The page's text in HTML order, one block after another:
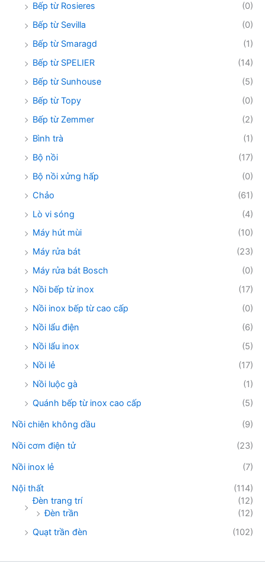
Bếp từ Rosieres
(0)
Bếp từ Sevilla
(0)
Bếp từ Smaragd
(1)
Bếp từ SPELIER
(14)
Bếp từ Sunhouse
(5)
Bếp từ Topy
(0)
Bếp từ Zemmer
(2)
Bình trà
(1)
Bộ nồi
(17)
Bộ nồi xửng hấp
(0)
Chảo
(61)
Lò vi sóng
(4)
Máy hút mùi
(10)
Máy rửa bát
(23)
Máy rửa bát Bosch
(0)
Nồi bếp từ inox
(17)
Nồi inox bếp từ cao cấp
(0)
Nồi lẩu điện
(6)
Nồi lẩu inox
(5)
Nồi lẻ
(17)
Nồi luộc gà
(1)
Quánh bếp từ inox cao cấp
(5)
Nồi chiên không dầu
(9)
Nồi cơm điện tử
(23)
Nồi inox lẻ
(7)
Nội thất
(114)
Đèn trang trí
(12)
Đèn trần
(12)
Quạt trần đèn
(102)